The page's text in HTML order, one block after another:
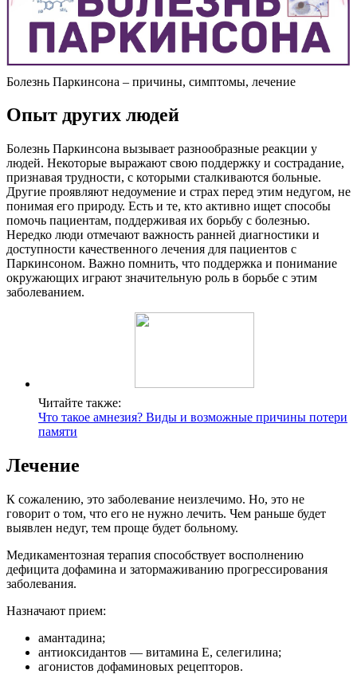
Болезнь Паркинсона – причины, симптомы, лечение
Опыт других людей
Болезнь Паркинсона вызывает разнообразные реакции у
людей. Некоторые выражают свою поддержку и сострадание,
признавая трудности, с которыми сталкиваются больные.
Другие проявляют недоумение и страх перед этим недугом, не
понимая его природу. Есть и те, кто активно ищет способы
помочь пациентам, поддерживая их борьбу с болезнью.
Нередко люди отмечают важность ранней диагностики и
доступности качественного лечения для пациентов с
Паркинсоном. Важно помнить, что поддержка и понимание
окружающих играют значительную роль в борьбе с этим
заболеванием.
Читайте также:
Что такое амнезия? Виды и возможные причины потери
памяти
Лечение
К сожалению, это заболевание неизлечимо. Но, это не
говорит о том, что его не нужно лечить. Чем раньше будет
выявлен недуг, тем проще будет больному.
Медикаментозная терапия способствует восполнению
дефицита дофамина и затормаживанию прогрессирования
заболевания.
Назначают прием:
амантадина;
антиоксидантов — витамина Е, селегилина;
агонистов дофаминовых рецепторов.